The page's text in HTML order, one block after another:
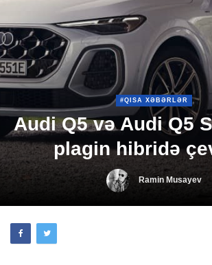
#QISA XƏBƏRLƏR
Audi Q5 və Audi Q5
plagin hibridə
Ramin Musayev